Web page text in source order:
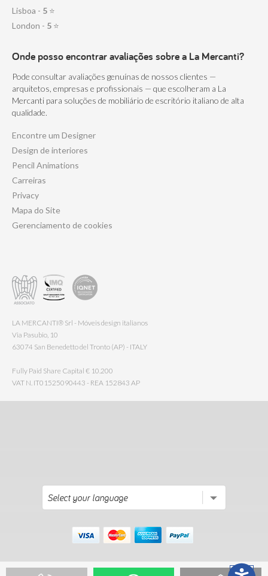
Lisboa - 5 ⭐
London - 5 ⭐
Onde posso encontrar avaliações sobre a La Mercanti?
Pode consultar avaliações genuínas de nossos clientes —
arquitetos, empresas e profissionais — que escolheram a La
Mercanti para soluções de mobiliário de escritório italiano de alta
qualidade.
Encontre um Designer
Design de interiores
Pencil Animations
Carreiras
Privacy
Mapa do Site
Gerenciamento de cookies
LA MERCANTI® Srl - Móveis design italianos
Via Pasubio, 10
63074 San Benedetto del Tronto (AP) - ITALY
Fully Paid Share Capital € 10.200
VAT N. IT01525090443 - REA 152843 AP